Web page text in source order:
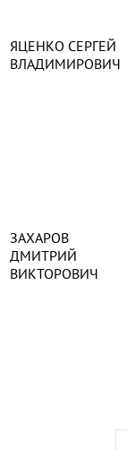
ЯЦЕНКО СЕРГЕЙ
ВЛАДИМИРОВИЧ
ЗАХАРОВ
ДМИТРИЙ
ВИКТОРОВИЧ